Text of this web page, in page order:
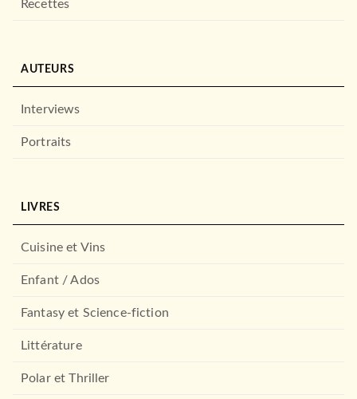
Recettes
AUTEURS
Interviews
Portraits
LIVRES
Cuisine et Vins
Enfant / Ados
Fantasy et Science-fiction
Littérature
Polar et Thriller